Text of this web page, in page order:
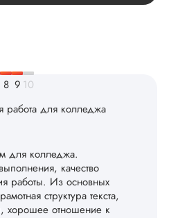
работа для колледжа
для колледжа.
качество
работы. Из основных
структура текста,
хорошее отношение к